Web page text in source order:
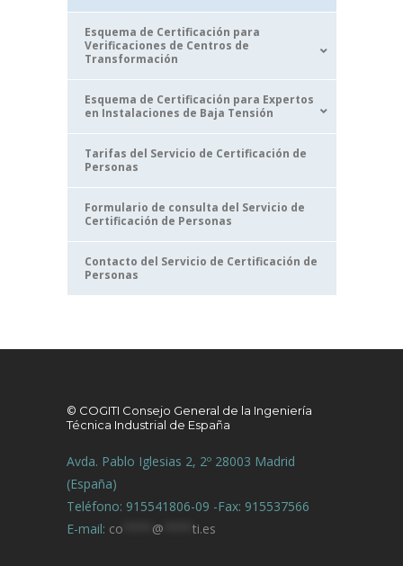
Esquema de Certificación para
Verificaciones de Centros de
Transformación
Esquema de Certificación para Expertos
en Instalaciones de Baja Tensión
Tarifas del Servicio de Certificación de
Personas
Formulario de consulta del Servicio de
Certificación de Personas
Contacto del Servicio de Certificación de
Personas
© COGITI Consejo General de la Ingeniería
Técnica Industrial de España
Avda. Pablo Iglesias 2, 2º 28003 Madrid
(España)
Teléfono: 915541806-09 -Fax: 915537566
E-mail: co @ ti.es